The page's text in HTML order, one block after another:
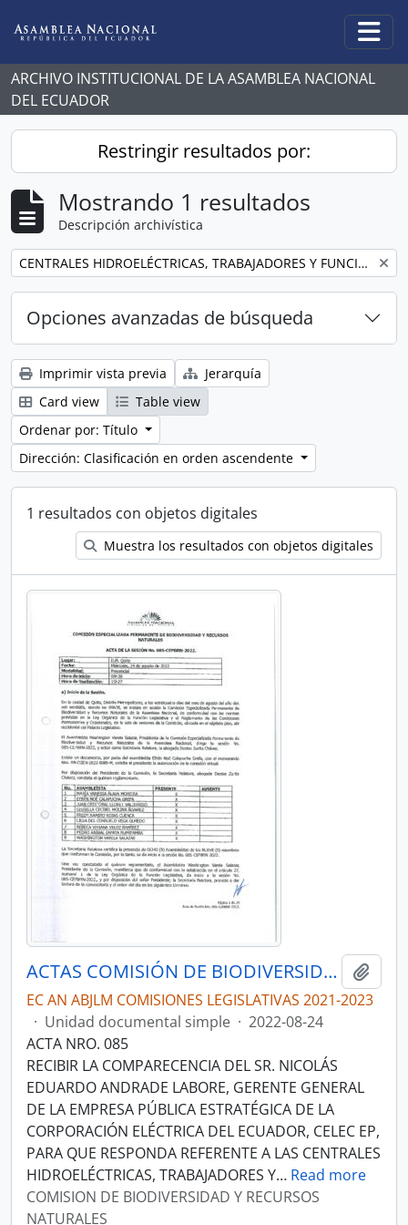
ARCHIVO INSTITUCIONAL DE LA ASAMBLEA NACIONAL
DEL ECUADOR
Restringir resultados por:
Mostrando 1 resultados
Descripción archivística
Remove filter: CENTRALES HIDROELÉCTRICAS, TRABAJADORES Y FUNCIONARIOS Y UNIDAD DE NEGOCIO TRANSELECTRIC
Opciones avanzadas de búsqueda
Imprimir vista previa
Jerarquía
Card view
Table view
Ordenar por: Título
Dirección: Clasificación en orden ascendente
1 resultados con objetos digitales
Muestra los resultados con objetos digitales
ACTAS COMISIÓN DE BIODIVERSIDAD Y RECURSOS NATURALES
EC AN ABJLM COMISIONES LEGISLATIVAS 2021-2023
· Unidad documental simple · 2022-08-24
ACTA NRO. 085
RECIBIR LA COMPARECENCIA DEL SR. NICOLÁS
EDUARDO ANDRADE LABORE, GERENTE GENERAL
DE LA EMPRESA PÚBLICA ESTRATÉGICA DE LA
CORPORACIÓN ELÉCTRICA DEL ECUADOR, CELEC EP,
PARA QUE RESPONDA REFERENTE A LAS CENTRALES
HIDROELÉCTRICAS, TRABAJADORES Y… Read more
COMISION DE BIODIVERSIDAD Y RECURSOS
NATURALES